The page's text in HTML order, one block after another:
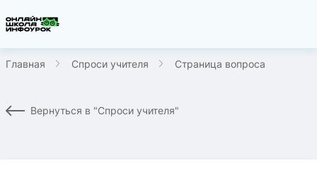
Главная Спроси учителя Страница вопроса
Вернуться в "Спроси учителя"